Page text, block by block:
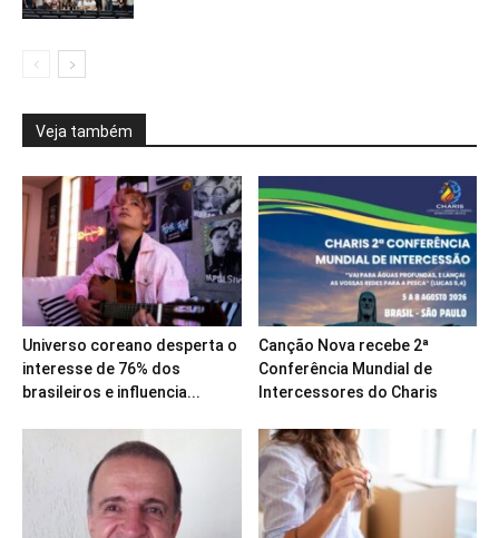
Veja também
Universo coreano desperta o
interesse de 76% dos
brasileiros e influencia...
Canção Nova recebe 2ª
Conferência Mundial de
Intercessores do Charis